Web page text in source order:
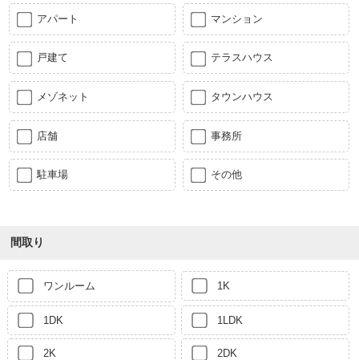
アパート マンション
戸建て テラスハウス
メゾネット タウンハウス
店舗 事務所
駐車場 その他
間取り
ワンルーム 1K
1DK 1LDK
2K 2DK